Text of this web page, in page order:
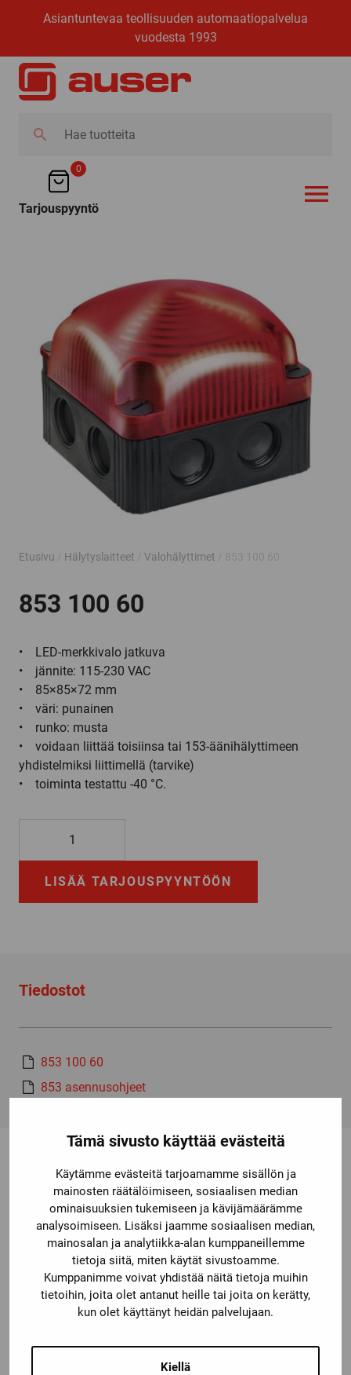
Tämä sivusto käyttää evästeitä
Käytämme evästeitä tarjoamamme sisällön ja
mainosten räätälöimiseen, sosiaalisen median
ominaisuuksien tukemiseen ja kävijämäärämme
analysoimiseen. Lisäksi jaamme sosiaalisen median,
mainosalan ja analytiikka-alan kumppaneillemme
tietoja siitä, miten käytät sivustoamme.
Kumppanimme voivat yhdistää näitä tietoja muihin
tietoihin, joita olet antanut heille tai joita on kerätty,
kun olet käyttänyt heidän palvelujaan.
Kiellä
Asiantuntevaa teollisuuden automaatiopalvelua
vuodesta 1993
tuotteita
0
Tarjouspyyntö
Etusivu Hälytyslaitteet Valohälyttimet
853 100 60
• LED-merkkivalo jatkuva
• jännite: 115-230 VAC
• 85×85×72 mm
• väri: punainen
• runko: musta
• voidaan liittää toisiinsa tai 153-äänihälyttimeen
yhdistelmiksi liittimellä (tarvike)
• toiminta testattu -40 °C.
60
määräLISÄÄ TARJOUSPYYNTÖÖN
Tiedostot
853 100 60
853 asennusohjeet
Saatat olla kiinnostunut myös
näistä